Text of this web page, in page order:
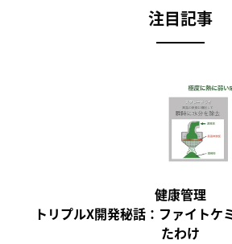
注目記事
健康管理
トリプルX開発秘話：ファイトケ
たわけ